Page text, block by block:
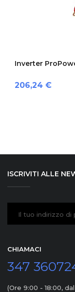
Inverter
Prezzo
206,24 €
ISCRIVITI ALLE
CHIAMACI
347
(Ore 9:00 - 18:00,